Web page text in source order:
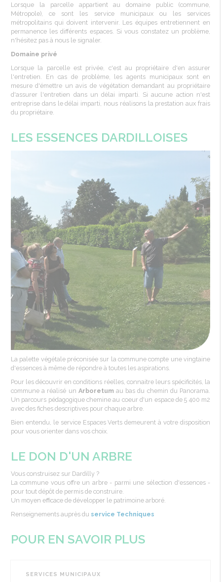
Lorsque la parcelle appartient au domaine public (commune,
Métropole), ce sont les service municipaux ou les services
métropolitains qui doivent intervenir. Les équipes entretiennent en
permanence les différents espaces. Si vous constatez un problème,
n'hésitez pas à nous le signaler.
Domaine privé
Lorsque la parcelle est privée, c'est au propriétaire d'en assurer
l'entretien. En cas de problème, les agents municipaux sont en
mesure d'émettre un avis de végétation demandant au propriétaire
d'assurer l'entretien dans un délai imparti. Si aucune action n'est
entreprise dans le délai imparti, nous réalisons la prestation aux frais
du propriétaire.
LES ESSENCES DARDILLOISES
La palette végétale préconisée sur la commune compte une vingtaine
d'essences à même de répondre à toutes les aspirations.
Pour les découvrir en conditions réelles, connaitre leurs spécificités, la
commune a réalisé un Arboretumau bas du chemin du Panorama.
Un parcours pédagogique chemine au coeur d'un espace de 5 400 m2
avec des fiches descriptives pour chaque arbre.
Bien entendu, le service Espaces Verts demeurent à votre disposition
pour vous orienter dans vos choix.
LE DON D'UN ARBRE
Vous construisez sur Dardilly?
La commune vous offreun arbre- parmi une sélection d'essences-
pour tout dépôtde permisde construire.
Un moyen efficacede développerle patrimoine arboré.
Renseignements auprèsdu service Techniques
POUR EN SAVOIR PLUS
SERVICES MUNICIPAUX